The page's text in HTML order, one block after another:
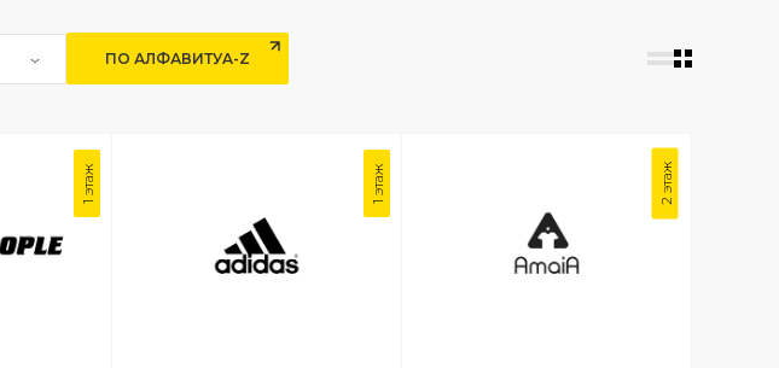
ПО АЛФАВИТУA-Z
1 этаж 1 этаж 2 этаж